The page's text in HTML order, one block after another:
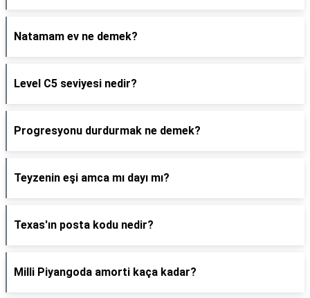
Natamam ev ne demek?
Level C5 seviyesi nedir?
Progresyonu durdurmak ne demek?
Teyzenin eşi amca mı dayı mı?
Texas'ın posta kodu nedir?
Milli Piyangoda amorti kaça kadar?